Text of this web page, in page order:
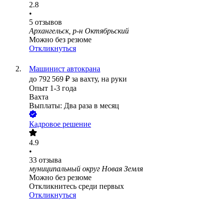
2.8
•
5 отзывов
Архангельск, р-н Октябрьский
Можно без резюме
Откликнуться
Машинист автокрана
до 792 569 ₽ за вахту, на руки
Опыт 1-3 года
Вахта
Выплаты: Два раза в месяц
Кадровое решение
4.9
•
33 отзыва
муниципальный округ Новая Земля
Можно без резюме
Откликнитесь среди первых
Откликнуться